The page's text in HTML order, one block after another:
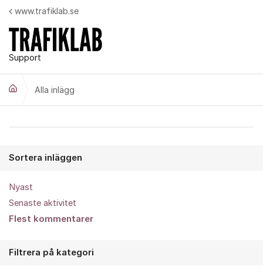
Hoppa till innehåll
Support
www.trafiklab.se
Alla inlägg
Sortera inläggen
Nyast
Senaste aktivitet
Flest kommentarer
Filtrera på kategori